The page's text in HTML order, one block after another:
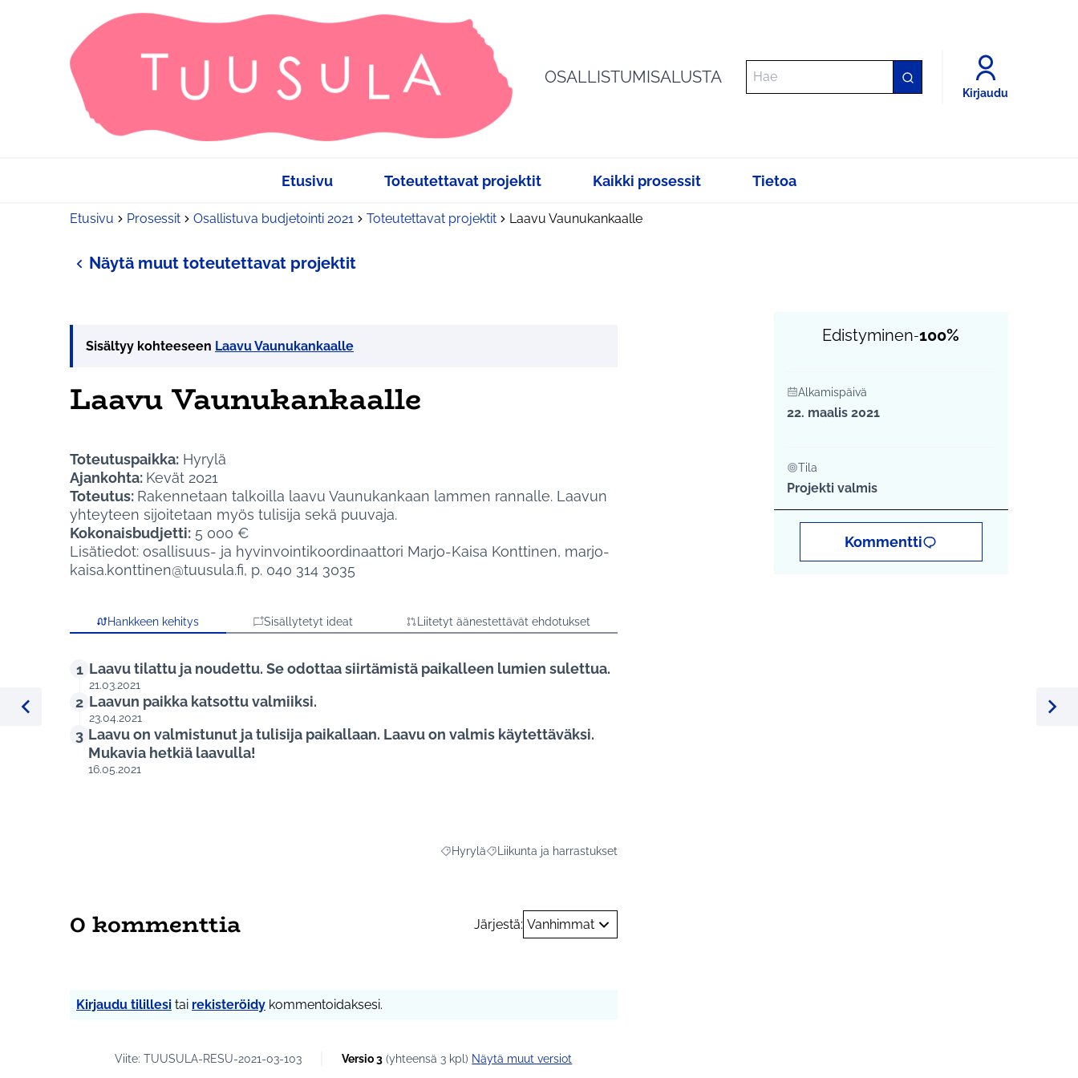
OSALLISTUMISALUSTA
Kirjaudu
Etusivu Toteutettavat projektit Kaikki prosessit Tietoa
Etusivu Prosessit Osallistuva budjetointi 2021 Toteutettavat projektit Laavu Vaunukankaalle
Näytä muut toteutettavat projektit
Sisältyy kohteeseen Laavu Vaunukankaalle
%Edellinen kohde
Laavu Vaunukankaalle
Toteutuspaikka: Hyrylä
Ajankohta: Kevät 2021
Toteutus: Rakennetaan talkoilla laavu Vaunukankaan lammen rannalle. Laavun
yhteyteen sijoitetaan myös tulisija sekä puuvaja.
Kokonaisbudjetti: 5 000 €
Lisätiedot: osallisuus- ja hyvinvointikoordinaattori Marjo-Kaisa Konttinen, marjo-
kaisa.konttinen@tuusula.fi, p. 040 314 3035
Hankkeen kehitys Sisällytetyt ideat Liitetyt äänestettävät ehdotukset
1 Laavu tilattu ja noudettu. Se odottaa siirtämistä paikalleen lumien sulettua.
21.03.2021
2 Laavun paikka katsottu valmiiksi.
23.04.2021
3 Laavu on valmistunut ja tulisija paikallaan. Laavu on valmis käytettäväksi.
Mukavia hetkiä laavulla!
16.05.2021
Rajaa tulokset aihepiirin mukaan: Hyrylä
HyryläRajaa tulokset teeman mukaan: Liikunta ja harrastukset
Liikunta ja harrastukset
Edistyminen-100%
Alkamispäivä
22. maalis 2021
Tila
Projekti valmis
Kommentti
0 kommenttia Järjestä: Vanhimmat
Kirjaudu tilillesi tai rekisteröidy kommentoidaksesi.
Viite: TUUSULA-RESU-2021-03-103 Versio 3 (yhteensä 3 kpl) näytä muut versiot